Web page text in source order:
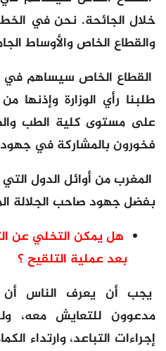
خلال الجائحة. نحن في
والقطاع الخاص والأوساط
القطاع الخاص سيساهم في
طلبنا رأي الوزارة
على مستوى كلية الطب
فخورون بالمشاركة في جهود
المغرب من أوائل الدول
بفضل جهود صاحب الجلالة
هل يمكن التخلي عن
بعد عملية التلقيح ؟
يجب أن يعرف الناس أن
مدعوون للتعايش معه،
إجراءات التباعد، وارتداء